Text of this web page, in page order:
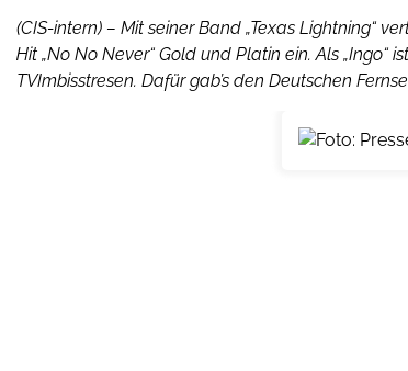
(CIS-intern) – Mit seiner Band „Texas Lightning“
Hit „No No Never“ Gold und Platin ein. Als
TVImbisstresen. Dafür gab’s den Deutschen